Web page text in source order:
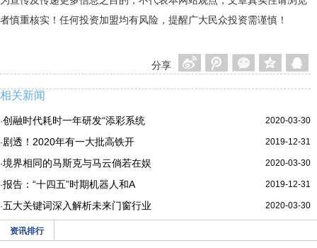
者慎重核实！任何投资加盟均有风险，提醒广大民众投资需谨慎！
分享
相关新闻
2020-03-30
·创融时代耗时一年研发“添彩系统
2019-12-31
·剧透！2020年有一大批高铁开
2020-03-30
·境界相同的马斯克与马云倘若在娱
2019-12-31
·报告：“十四五”时期机器人和A
2020-03-30
·五大关键词深入解析未来门窗行业
资讯排行